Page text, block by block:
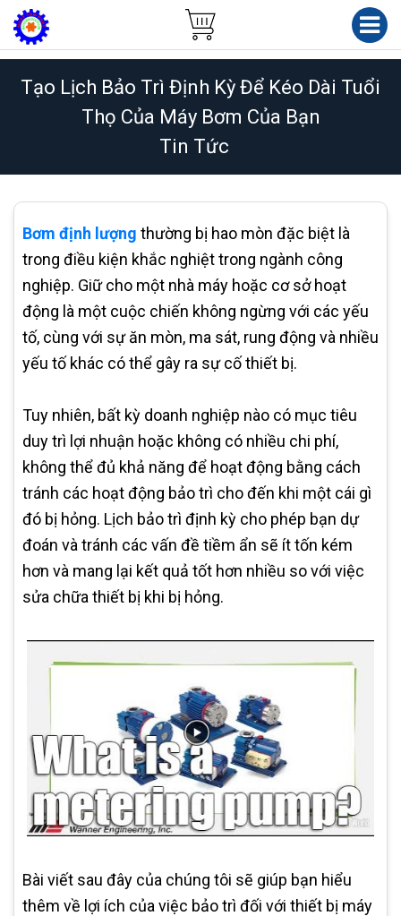
Tạo Lịch Bảo Trì Định Kỳ Để Kéo Dài Tuổi
Thọ Của Máy Bơm Của Bạn
Tin Tức
Bơm định lượng thường bị hao mòn đặc biệt là
trong điều kiện khắc nghiệt trong ngành công
nghiệp. Giữ cho một nhà máy hoặc cơ sở hoạt
động là một cuộc chiến không ngừng với các yếu
tố, cùng với sự ăn mòn, ma sát, rung động và nhiều
yếu tố khác có thể gây ra sự cố thiết bị.
Tuy nhiên, bất kỳ doanh nghiệp nào có mục tiêu
duy trì lợi nhuận hoặc không có nhiều chi phí,
không thể đủ khả năng để hoạt động bằng cách
tránh các hoạt động bảo trì cho đến khi một cái gì
đó bị hỏng. Lịch bảo trì định kỳ cho phép bạn dự
đoán và tránh các vấn đề tiềm ẩn sẽ ít tốn kém
hơn và mang lại kết quả tốt hơn nhiều so với việc
sửa chữa thiết bị khi bị hỏng.
Bài viết sau đây của chúng tôi sẽ giúp bạn hiểu
thêm về lợi ích của việc bảo trì đối với thiết bị máy